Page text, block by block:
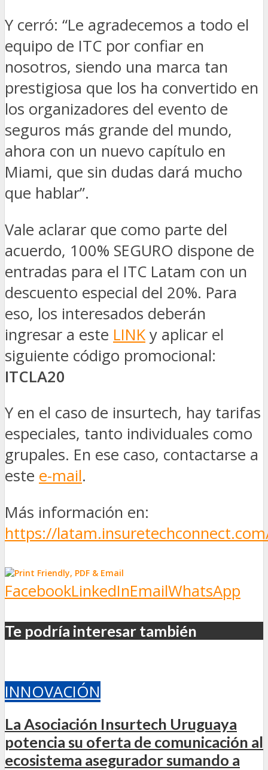
Y cerró: “Le agradecemos a todo el
equipo de ITC por confiar en
nosotros, siendo una marca tan
prestigiosa que los ha convertido en
los organizadores del evento de
seguros más grande del mundo,
ahora con un nuevo capítulo en
Miami, que sin dudas dará mucho
que hablar”.
Vale aclarar que como parte del
acuerdo, 100% SEGURO dispone de
entradas para el ITC Latam con un
descuento especial del 20%. Para
eso, los interesados deberán
ingresar a este LINK y aplicar el
siguiente código promocional:
ITCLA20
Y en el caso de insurtech, hay tarifas
especiales, tanto individuales como
grupales. En ese caso, contactarse a
este e-mail.
Más información en:
https://
FacebookLinkedInEmailWhatsApp
Te podría interesar también
INNOVACIÓN
La Asociación Insurtech Uruguaya
potencia su oferta de comunicación al
ecosistema asegurador sumando a